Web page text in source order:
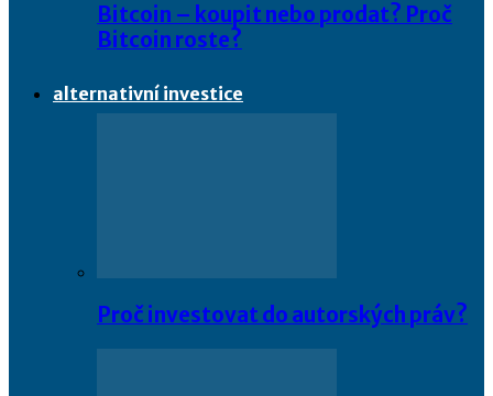
Bitcoin – koupit nebo prodat? Proč
Bitcoin roste?
alternativní investice
Proč investovat do autorských práv?